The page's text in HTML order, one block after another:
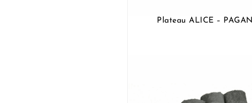
Plateau ALICE – PAGAN